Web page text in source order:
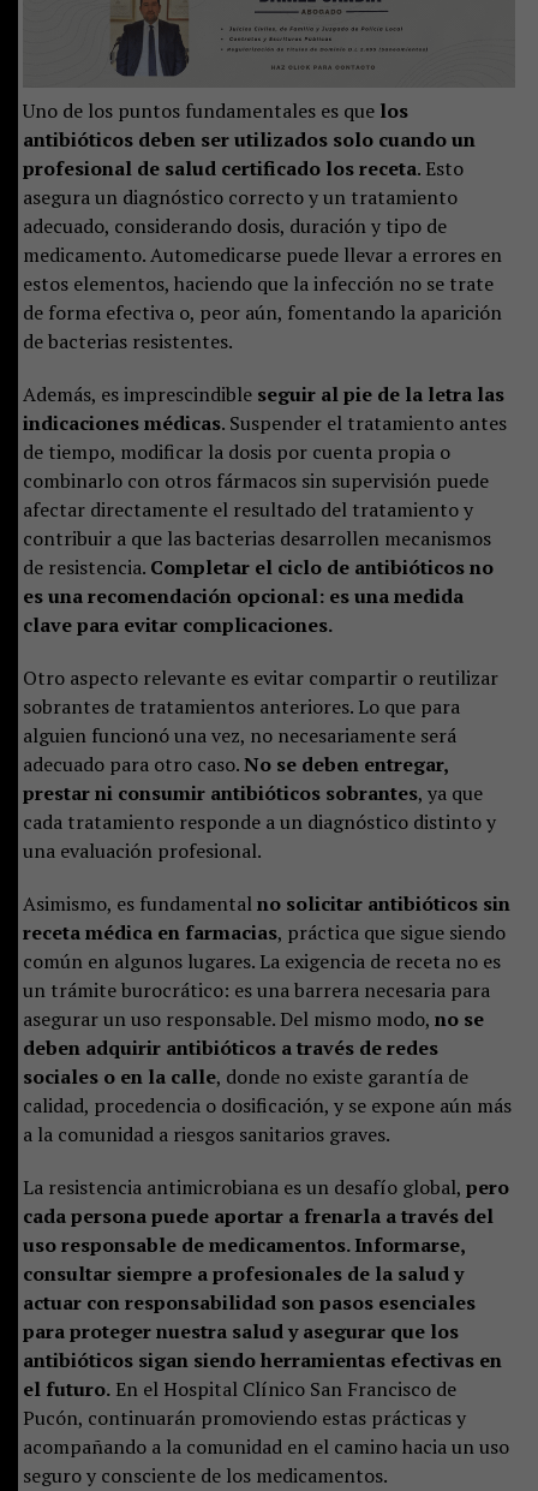
Uno de los puntos fundamentales es que los
antibióticos deben ser utilizados solo cuando un
profesional de salud certificado los receta. Esto
asegura un diagnóstico correcto y un tratamiento
adecuado, considerando dosis, duración y tipo de
medicamento. Automedicarse puede llevar a errores en
estos elementos, haciendo que la infección no se trate
de forma efectiva o, peor aún, fomentando la aparición
de bacterias resistentes.
Además, es imprescindible seguir al pie de la letra las
indicaciones médicas. Suspender el tratamiento antes
de tiempo, modificar la dosis por cuenta propia o
combinarlo con otros fármacos sin supervisión puede
afectar directamente el resultado del tratamiento y
contribuir a que las bacterias desarrollen mecanismos
de resistencia. Completar el ciclo de antibióticos no
es una recomendación opcional: es una medida
clave para evitar complicaciones.
Otro aspecto relevante es evitar compartir o reutilizar
sobrantes de tratamientos anteriores. Lo que para
alguien funcionó una vez, no necesariamente será
adecuado para otro caso.No se deben entregar,
prestar ni consumir antibióticos sobrantes, ya que
cada tratamiento responde a un diagnóstico distinto y
una evaluación profesional.
Asimismo, es fundamentalno solicitar antibióticos sin
receta médica en farmacias, práctica que sigue siendo
común en algunos lugares. La exigencia de receta no es
un trámite burocrático: es una barrera necesaria para
asegurar un uso responsable. Del mismo modo, no se
deben adquirir antibióticos a través de redes
sociales o en la calle, donde no existe garantía de
calidad, procedencia o dosificación, y se expone aún más
a la comunidad a riesgos sanitarios graves.
La resistencia antimicrobiana es un desafío global, pero
cada persona puede aportar a frenarla a través del
uso responsable de medicamentos. Informarse,
consultar siempre a profesionales de la salud y
actuar con responsabilidad son pasos esenciales
para proteger nuestra salud y asegurar que los
antibióticos sigan siendo herramientas efectivas en
el futuro.En el Hospital Clínico San Francisco de
Pucón, continuarán promoviendo estas prácticas y
acompañando a la comunidad en el camino hacia un uso
seguro y consciente de los medicamentos.